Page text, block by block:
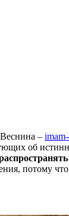
–
об
потому